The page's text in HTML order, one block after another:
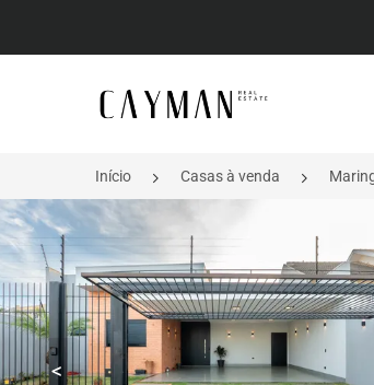
Página inicial
Início Casas à venda
<